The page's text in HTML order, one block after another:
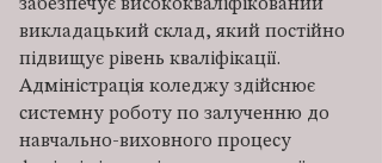
забезпечує висококваліфікований
викладацький склад, який постійно
підвищує рівень кваліфікації.
Адміністрація коледжу здійснює
системну роботу по залученню до
навчально-виховного процесу